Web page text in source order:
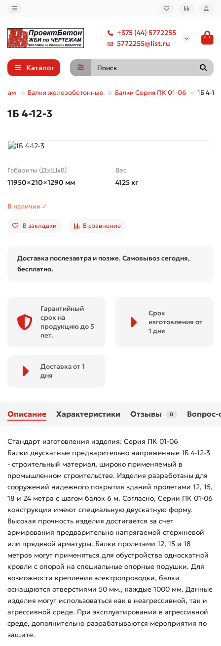
+375 (44) 5772255
5772255@list.ru
Каталог
Балки железобетонные Балки Серия ПК 01-06 1Б 4-
1Б 4-12-3
Габариты (ДхШхВ)
11950×210×1290 мм
Вес
4125 кг
В наличии ✓
В закладки В сравнение
Доставка послезавтра и позже. Самовывоз сегодня,
бесплатно.
Гарантийный
срок на
продукцию до 5
лет.
Срок
изготовления от
1 дня
Доставка от 1
дня
Описание Характеристики Отзывы 0 Вопрос-
Стандарт изготовления изделия: Серия ПК 01-06
Балки двускатные предварительно напряженные 1Б 4-12-3
- строительный материал, широко применяемый в
промышленном строительстве. Изделия разработаны для
сооружений надежного покрытия зданий пролетами 12, 15,
18 и 24 метра с шагом балок 6 м. Согласно, Серии ПК 01-06
конструкции имеют специальную двускатную форму.
Высокая прочность изделия достигается за счет
армирования предварительно напрягаемой стержневой
или прядевой арматуры. Балки пролетами 12, 15 и 18
метров могут применяться для обустройства односкатной
кровли с опорой на специальные опорные подушки. Для
возможности крепления электропроводки, балки
оснащаются отверстиями 50 мм., каждые 1000 мм. Данные
изделия могут использоваться как в неагрессивной, так и
агрессивной среде. При эксплуатировании в агрессивной
среде, дополнительно разрабатываются мероприятия по
защите.